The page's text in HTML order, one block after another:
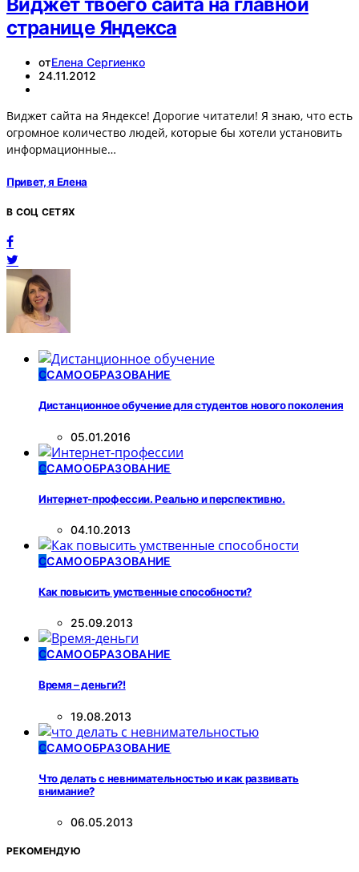
странице Яндекса
отЕлена Сергиенко
24.11.2012
Виджет сайта на Яндексе! Дорогие читатели! Я знаю, что есть
огромное количество людей, которые бы хотели установить
информационные…
Привет, я Елена
В СОЦ СЕТЯХ
ССАМООБРАЗОВАНИЕ
Дистанционное обучение для студентов нового поколения
05.01.2016
ССАМООБРАЗОВАНИЕ
Интернет-профессии. Реально и перспективно.
04.10.2013
ССАМООБРАЗОВАНИЕ
Как повысить умственные способности?
25.09.2013
ССАМООБРАЗОВАНИЕ
Время – деньги?!
19.08.2013
ССАМООБРАЗОВАНИЕ
Что делать с невнимательностью и как развивать
внимание?
06.05.2013
РЕКОМЕНДУЮ